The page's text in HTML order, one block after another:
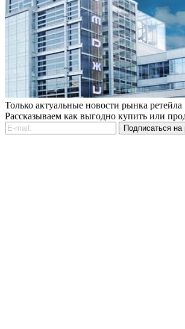
Только актуальные новости рынка ретейла
Рассказываем как выгодно купить или